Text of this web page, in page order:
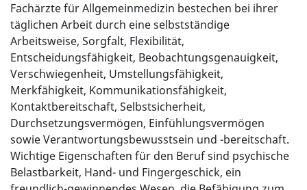
Fachärzte für Allgemeinmedizin bestechen bei ihrer
täglichen Arbeit durch eine selbstständige
Arbeitsweise, Sorgfalt, Flexibilität,
Entscheidungsfähigkeit, Beobachtungsgenauigkeit,
Verschwiegenheit, Umstellungsfähigkeit,
Merkfähigkeit, Kommunikationsfähigkeit,
Kontaktbereitschaft, Selbstsicherheit,
Durchsetzungsvermögen, Einfühlungsvermögen
sowie Verantwortungsbewusstsein und -bereitschaft.
Wichtige Eigenschaften für den Beruf sind psychische
Belastbarkeit, Hand- und Fingergeschick, ein